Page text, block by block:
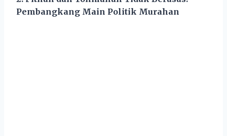
Pembangkang Main Politik Murahan